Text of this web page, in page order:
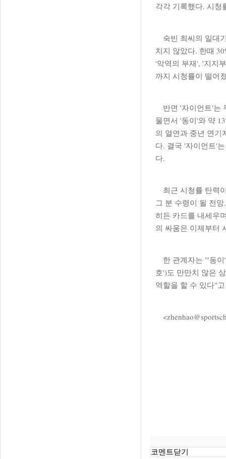
각각 기록했다. 시청
숙빈 최씨의 일대
치지 않았다. 한때
'악역의 부재', '지지
까지 시청률이 떨어
반면 '자이언트'는
물면서 '동이'와 약
의 열연과 중년 연
다. 결국 '자이언트'
다.
최근 시청률 탄력
그 분 수령이 될 전
히든 카드를 내세우
의 싸움은 이제부터
한 관계자는 "'동이
호')도 만만치 않은
역할을 할 수 있다"
<
코멘트닫기